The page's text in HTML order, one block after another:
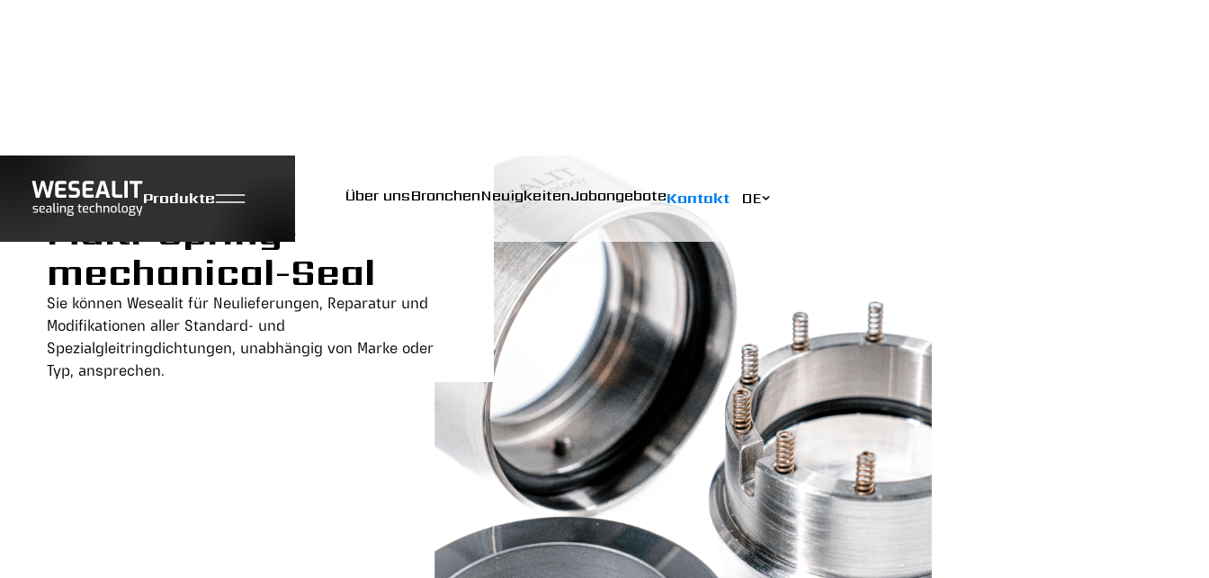
Produkte Über unsBranchenNeuigkeitenJobangeboteKontakt DE
Multi-Spring-
mechanical-Seal
Sie können Wesealit für Neulieferungen, Reparatur und
Modifikationen aller Standard- und
Spezialgleitringdichtungen, unabhängig von Marke oder
Typ, ansprechen.